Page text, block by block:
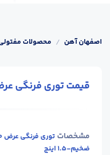
اصفهان آهن / محصولات
قیمت توری فرنگی عرض 150سانت-ضخیم-1.5
مشخصات
ضخیم-1.5 اینچ